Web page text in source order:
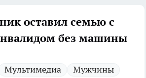
оставил семью с
без машины
Мультимедиа
Мужчины